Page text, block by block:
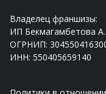
Владелец франшизы:
ИП Бекмагамбетова
ОГРНИП:
ИНН: 550405659140